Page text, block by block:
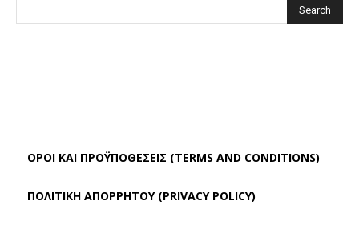
Search
ΌΡΟΙ ΚΑΙ ΠΡΟΫΠΟΘΈΣΕΙΣ (TERMS AND CONDITIONS)
ΠΟΛΙΤΙΚΗ ΑΠΟΡΡΗΤΟΥ (PRIVACY POLICY)